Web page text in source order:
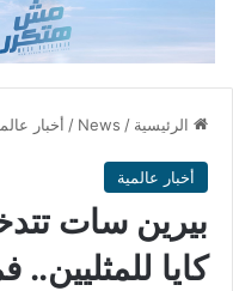
الرئيسية /
News
/ أخبار
أخبار عالمية
بيرين سات
كايا للمثليين..